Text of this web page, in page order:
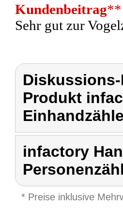
Kundenbeitrag**
Sehr gut zur
Produkt
infactory
* Preise inklusive